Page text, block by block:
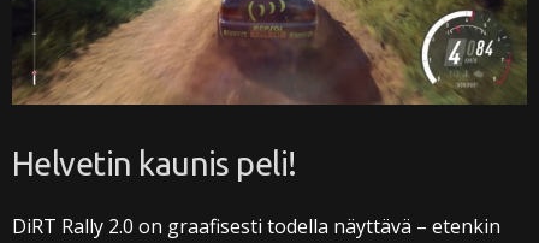
Helvetin kaunis peli!
DiRT Rally 2.0 on graafisesti todella näyttävä – etenkin